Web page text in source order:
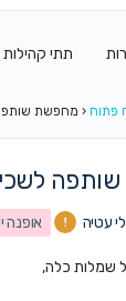
תתי קהילות
פתוח ‹ מחפשת
עטיה אופנה
שמלות כלה,